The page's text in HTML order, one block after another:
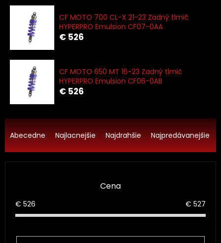
CF MOTO 700 CL-X 21-23 Zadný tlmič
HYPERPRO Emulsion CF07-0AA
€ 526
CF MOTO 650 MT 16-23 Zadný tlmič
HYPERPRO Emulsion CF06-0AB
€ 526
R
a
d
e
Abecedne Najlacnejšie Najdrahšie Najpredávanejšie
Cena
€ 526 € 527